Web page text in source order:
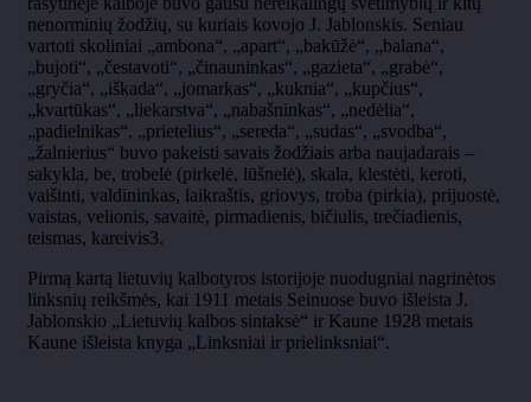
nenorminių žodžių, su kuriais kovojo J. Jablonskis. Seniau
vartoti skoliniai „ambona“, „apart“, „bakūžė“, „balana“,
„bujoti“, „čestavoti“, „činauninkas“, „gazieta“, „grabė“,
„gryčia“, „iškada“, „jomarkas“, „kuknia“, „kupčius“,
„kvartūkas“, „liekarstva“, „nabašninkas“, „nedėlia“,
„padielnikas“, „prietelius“, „sereda“, „sudas“, „svodba“,
„žalnierius“ buvo pakeisti savais žodžiais arba naujadarais –
sakykla, be, trobelė (pirkelė, lūšnelė), skala, klestėti, keroti,
vaišinti, valdininkas, laikraštis, griovys, troba (pirkia), prijuostė,
vaistas, velionis, savaitė, pirmadienis, bičiulis, trečiadienis,
teismas, kareivis3.
Pirmą kartą lietuvių kalbotyros istorijoje nuodugniai nagrinėtos
linksnių reikšmės, kai 1911 metais Seinuose buvo išleista J.
Jablonskio „Lietuvių kalbos sintaksė“ ir Kaune 1928 metais
Kaune išleista knyga „Linksniai ir prielinksniai“.